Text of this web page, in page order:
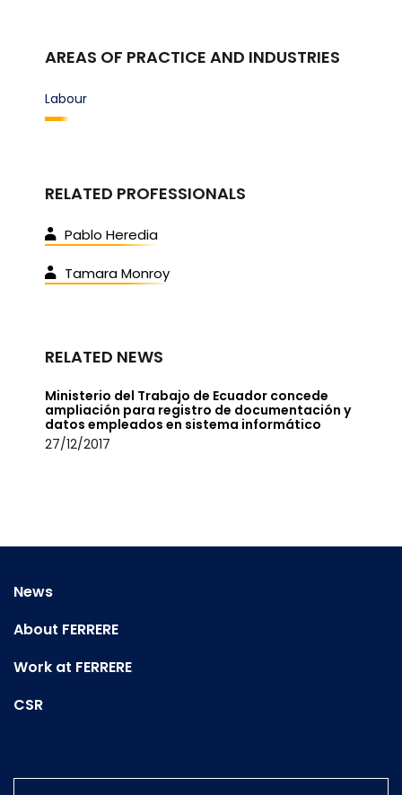
AREAS OF PRACTICE AND INDUSTRIES
Labour
RELATED PROFESSIONALS
Pablo Heredia
Tamara Monroy
RELATED NEWS
Ministerio del Trabajo de Ecuador concede
ampliación para registro de documentación y
datos empleados en sistema informático
27/12/2017
News
About FERRERE
Work at FERRERE
CSR